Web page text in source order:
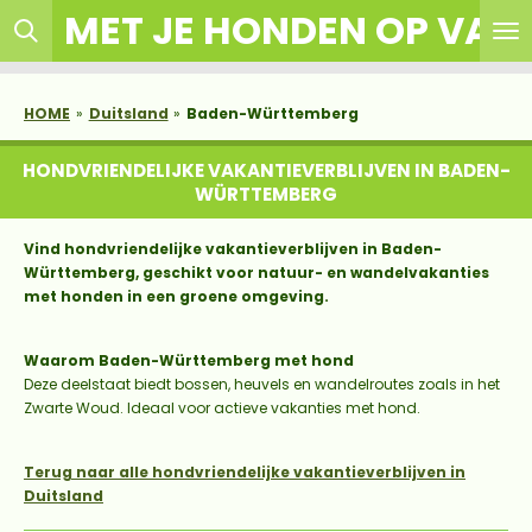
Ga
direct
naar
hoofdinhoud
MET JE HONDEN OP
HOME » Duitsland » Baden-Württemberg
HONDVRIENDELIJKE VAKANTIEVERBLIJVEN IN BADEN-
WÜRTTEMBERG
Vind hondvriendelijke vakantieverblijven in Baden-
Württemberg, geschikt voor natuur- en wandelvakanties
met honden in een groene omgeving.
Waarom Baden-Württemberg met hond
Deze deelstaat biedt bossen, heuvels en wandelroutes zoals in het
Zwarte Woud. Ideaal voor actieve vakanties met hond.
Terug naar alle hondvriendelijke vakantieverblijven in
Duitsland